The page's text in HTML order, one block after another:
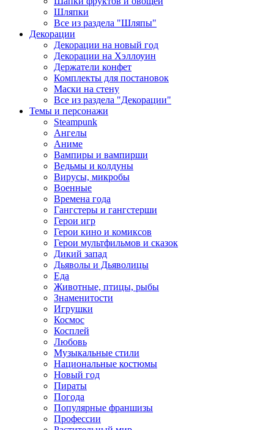
Шляпки
Все из раздела "Шляпы"
Декорации
Декорации на новый год
Декорации на Хэллоуин
Держатели конфет
Комплекты для постановок
Маски на стену
Все из раздела "Декорации"
Темы и персонажи
Steampunk
Ангелы
Аниме
Вампиры и вампирши
Ведьмы и колдуны
Вирусы, микробы
Военные
Времена года
Гангстеры и гангстерши
Герои игр
Герои кино и комиксов
Герои мультфильмов и сказок
Дикий запад
Дьяволы и Дьяволицы
Еда
Животные, птицы, рыбы
Знаменитости
Игрушки
Космос
Косплей
Любовь
Музыкальные стили
Национальные костюмы
Новый год
Пираты
Погода
Популярные франшизы
Профессии